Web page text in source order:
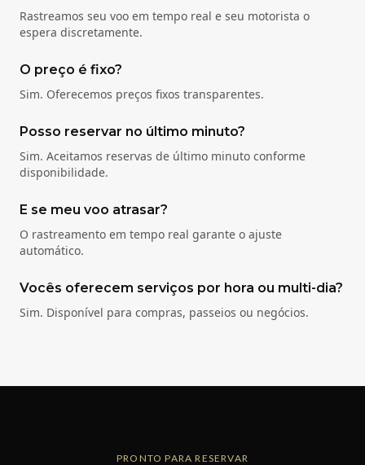
Rastreamos seu voo em tempo real e seu motorista o
espera discretamente.
O preço é fixo?
Sim. Oferecemos preços fixos transparentes.
Posso reservar no último minuto?
Sim. Aceitamos reservas de último minuto conforme
disponibilidade.
E se meu voo atrasar?
O rastreamento em tempo real garante o ajuste
automático.
Vocês oferecem serviços por hora ou multi-dia?
Sim. Disponível para compras, passeios ou negócios.
PRONTO PARA RESERVAR